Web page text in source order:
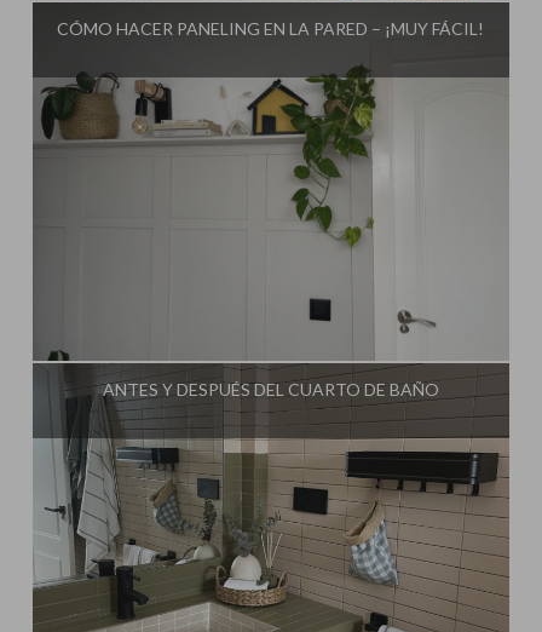
CÓMO HACER PANELING EN LA PARED – ¡MUY FÁCIL!
ANTES Y DESPUÉS DEL CUARTO DE BAÑO